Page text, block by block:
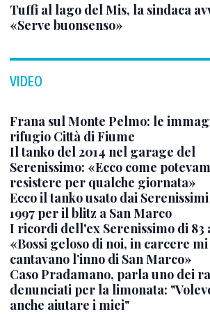
Tuffi al lago del Mis, la sindaca
«Serve buonsenso»
VIDEO
Frana sul Monte Pelmo: le
rifugio Città di Fiume
Il tanko del 2014 nel garage del
Serenissimo: «Ecco come
resistere per qualche giornata»
Ecco il tanko usato dai
1997 per il blitz a San Marco
I ricordi dell'ex Serenissimo di 83
«Bossi geloso di noi, in carcere mi
cantavano l’inno di San Marco»
Caso Pradamano, parla uno dei
denunciati per la limonata:
anche aiutare i miei"